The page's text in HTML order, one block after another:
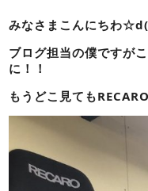
みなさまこんにちわ
ブログ担当の僕ですが
に！！
もうどこ見ても